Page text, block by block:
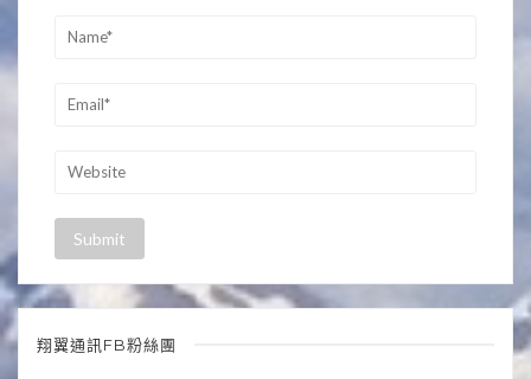
翔翼通訊FB粉絲團